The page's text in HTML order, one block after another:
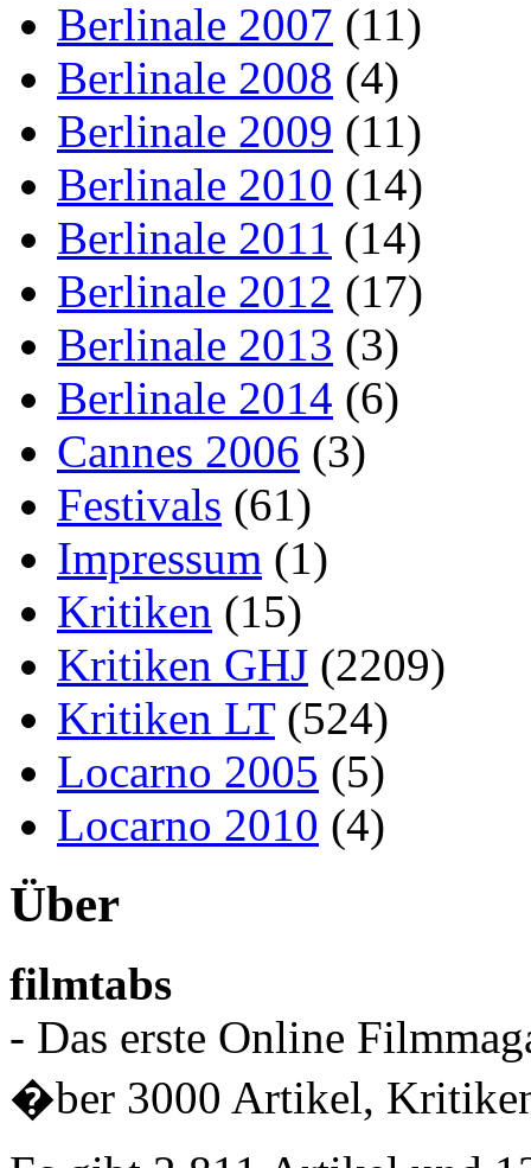
Berlinale 2007 (11)
Berlinale 2008 (4)
Berlinale 2009 (11)
Berlinale 2010 (14)
Berlinale 2011 (14)
Berlinale 2012 (17)
Berlinale 2013 (3)
Berlinale 2014 (6)
Cannes 2006 (3)
Festivals (61)
Impressum (1)
Kritiken (15)
Kritiken GHJ (2209)
Kritiken LT(524)
Locarno 2005 (5)
Locarno 2010 (4)
Über
filmtabs
- Das erste Online
�ber 3000 Artikel,